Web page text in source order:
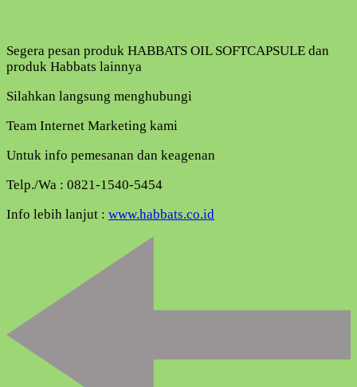
Segera pesan produk HABBATS OIL SOFTCAPSULE dan
produk Habbats lainnya
Silahkan langsung menghubungi
Team Internet Marketing kami
Untuk info pemesanan dan keagenan
Telp./Wa : 0821-1540-5454
Info lebih lanjut : www.habbats.co.id